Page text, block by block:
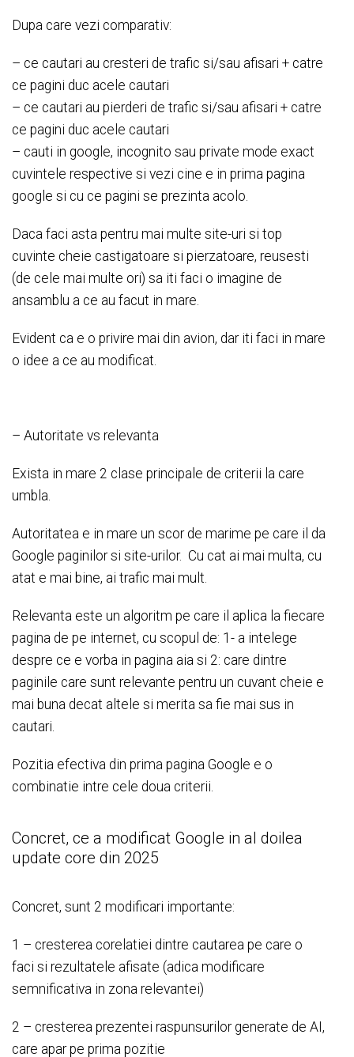
Dupa care vezi comparativ:
– ce cautari au cresteri de trafic si/sau afisari + catre
ce pagini duc acele cautari
– ce cautari au pierderi de trafic si/sau afisari + catre
ce pagini duc acele cautari
– cauti in google, incognito sau private mode exact
cuvintele respective si vezi cine e in prima pagina
google si cu ce pagini se prezinta acolo.
Daca faci asta pentru mai multe site-uri si top
cuvinte cheie castigatoare si pierzatoare, reusesti
(de cele mai multe ori) sa iti faci o imagine de
ansamblu a ce au facut in mare.
Evident ca e o privire mai din avion, dar iti faci in mare
o idee a ce au modificat.
– Autoritate vs relevanta
Exista in mare 2 clase principale de criterii la care
umbla.
Autoritatea e in mare un scor de marime pe care il da
Google paginilor si site-urilor. Cu cat ai mai multa, cu
atat e mai bine, ai trafic mai mult.
Relevanta este un algoritm pe care il aplica la fiecare
pagina de pe internet, cu scopul de: 1- a intelege
despre ce e vorba in pagina aia si 2: care dintre
paginile care sunt relevante pentru un cuvant cheie e
mai buna decat altele si merita sa fie mai sus in
cautari.
Pozitia efectiva din prima pagina Google e o
combinatie intre cele doua criterii.
Concret, ce a modificat Google in al doilea
update core din 2025
Concret, sunt 2 modificari importante:
1 – cresterea corelatiei dintre cautarea pe care o
faci si rezultatele afisate (adica modificare
semnificativa in zona relevantei)
2 – cresterea prezentei raspunsurilor generate de AI,
care apar pe prima pozitie